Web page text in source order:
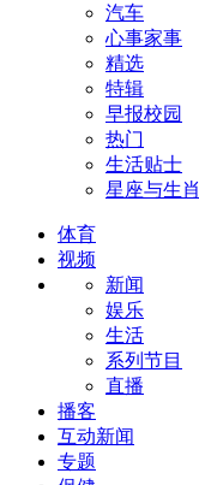
汽车
心事家事
精选
特辑
早报校园
热门
生活贴士
星座与生肖
体育
视频
新闻
娱乐
生活
系列节目
直播
播客
互动新闻
专题